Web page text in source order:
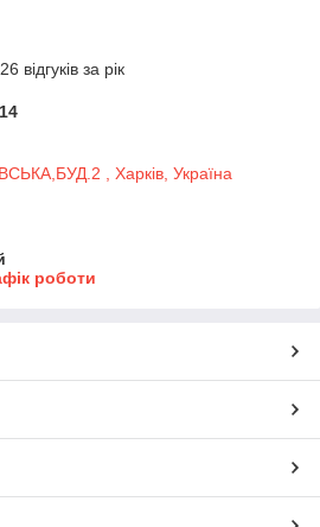
відгуків за рік
, Харків, Україна
роботи